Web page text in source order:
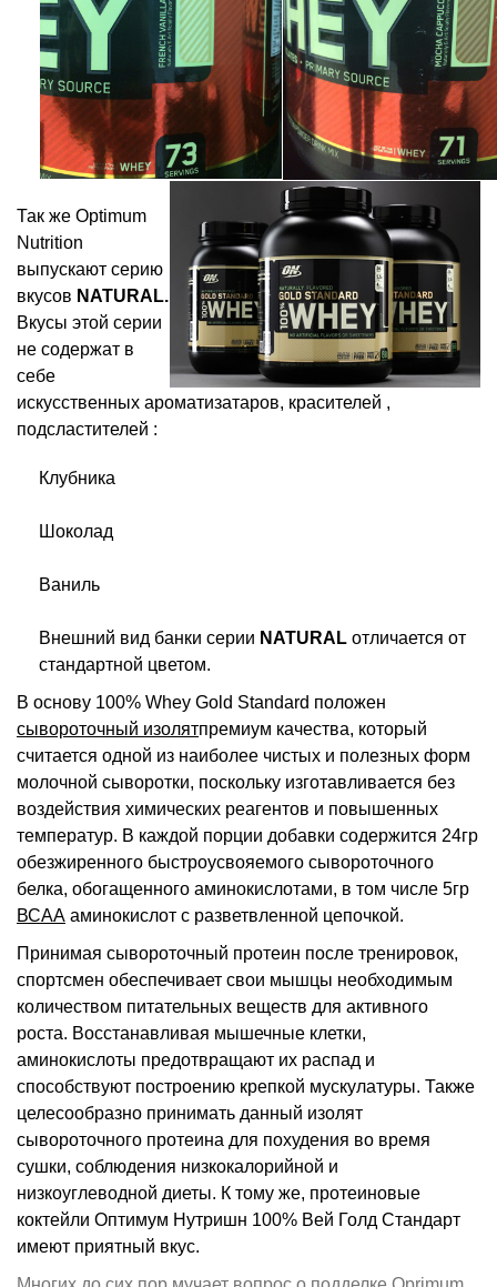
Так же Optimum
Nutrition
выпускают серию
вкусов NATURAL.
Вкусы этой серии
не содержат в
себе
искусственных ароматизатаров, красителей ,
подсластителей :
Клубника
Шоколад
Ваниль
Внешний вид банки серии NATURAL отличается от
стандартной цветом.
В основу 100% Whey Gold Standard положен
сывороточный изолятпремиум качества, который
считается одной из наиболее чистых и полезных форм
молочной сыворотки, поскольку изготавливается без
воздействия химических реагентов и повышенных
температур. В каждой порции добавки содержится 24гр
обезжиренного быстроусвояемого сывороточного
белка, обогащенного аминокислотами, в том числе 5гр
ВСАА аминокислот с разветвленной цепочкой.
Принимая сывороточный протеин после тренировок,
спортсмен обеспечивает свои мышцы необходимым
количеством питательных веществ для активного
роста. Восстанавливая мышечные клетки,
аминокислоты предотвращают их распад и
способствуют построению крепкой мускулатуры. Также
целесообразно принимать данный изолят
сывороточного протеина для похудения во время
сушки, соблюдения низкокалорийной и
низкоуглеводной диеты. К тому же, протеиновые
коктейли Оптимум Нутришн 100% Вей Голд Стандарт
имеют приятный вкус.